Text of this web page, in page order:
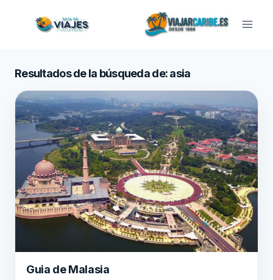
Resultados de la búsqueda de:asia
Guia de Malasia